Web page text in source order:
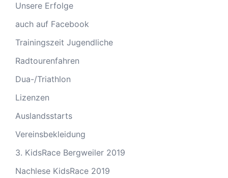
Unsere Erfolge
auch auf Facebook
Trainingszeit Jugendliche
Radtourenfahren
Dua-/Triathlon
Lizenzen
Auslandsstarts
Vereinsbekleidung
3. KidsRace Bergweiler 2019
Nachlese KidsRace 2019